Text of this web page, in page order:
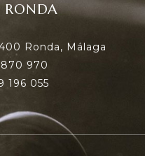
RONDA
Ronda, Málaga
870 970
196 055